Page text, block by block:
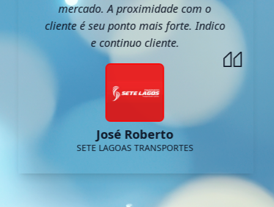
mercado. A proximidade com o
cliente é seu ponto mais forte. Indico
e continuo cliente.
José Roberto
SETE LAGOAS TRANSPORTES